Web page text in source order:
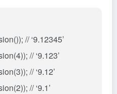
// ‘9.12345’
// ‘9.123’
// ‘9.12’
// ‘9.1’